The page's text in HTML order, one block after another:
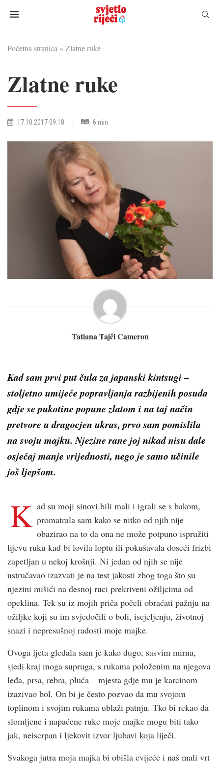
Početna stranica » Zlatne ruke
Zlatne ruke
17.10.2017 09:18 6 min
Tatiana Tajči Cameron
Kad sam prvi put čula za japanskikintsugi–
stoljetno umijeće popravljanja razbijenih posuda
gdje se pukotine popune zlatom i na taj način
pretvore u dragocjen ukras, prvo sam pomislila
na svoju majku. Njezine rane joj nikad nisu dale
osjećaj manje vrijednosti, nego je samo učinile
još ljepšom.
K ad su moji sinovi bili mali i igrali se s bakom,
promatrala sam kako se nitko od njih nije
obazirao na to da ona ne može potpuno ispružiti
lijevu ruku kad bi lovila loptu ili pokušavala doseći frizbi
zapetljan u nekoj krošnji. Ni jedan od njih se nije
ustručavao izazvati je na test jakosti zbog toga što su
njezini mišići na desnoj ruci prekriveni ožiljcima od
opeklina. Tek su iz mojih priča počeli obraćati pažnju na
ožiljke koji su im svjedočili o boli, iscjeljenju, životnoj
snazi i nepresušnoj radosti moje majke.
Ovoga ljeta gledala sam je kako dugo, sasvim mirna,
sjedi kraj moga supruga, s rukama položenim na njegova
leđa, prsa, rebra, pluća – mjesta gdje mu je karcinom
izazivao bol. On bi je često pozvao da mu svojom
toplinom i svojim rukama ublaži patnju. Tko bi rekao da
slomljene i napaćene ruke moje majke mogu biti tako
jak, neiscrpan i ljekovit izvor ljubavi koja liječi.
Svakoga jutra moja majka bi obišla cvijeće i naš mali vrt